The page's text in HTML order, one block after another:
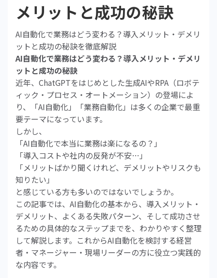
メリットと成功の秘訣
AI自動化で業務はどう変わる？導入メリット・デメリ
ットと成功の秘訣を徹底解説
AI自動化で業務はどう変わる？導入メリット・デメリ
ットと成功の秘訣
近年、ChatGPTをはじめとした生成AIやRPA（ロボテ
ィック・プロセス・オートメーション）の登場によ
り、「AI自動化」「業務自動化」は多くの企業で最重
要テーマになっています。
しかし、
「AI自動化で本当に業務は楽になるの？」
「導入コストや社内の反発が不安…」
「メリットばかり聞くけれど、デメリットやリスクも
知りたい」
と感じている方も多いのではないでしょうか。
この記事では、AI自動化の基本から、導入メリット・
デメリット、よくある失敗パターン、そして成功させ
るための具体的なステップまでを、わかりやすく整理
して解説します。これからAI自動化を検討する経営
者・マネージャー・現場リーダーの方に役立つ実践的
な内容です。